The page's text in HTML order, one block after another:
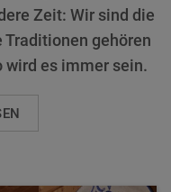
Zeit: Wir sind die
Traditionen gehören
wird es immer sein.